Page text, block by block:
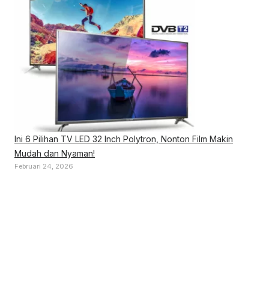
Ini 6 Pilihan TV LED 32 Inch Polytron, Nonton Film Makin
Mudah dan Nyaman!
Februari 24, 2026